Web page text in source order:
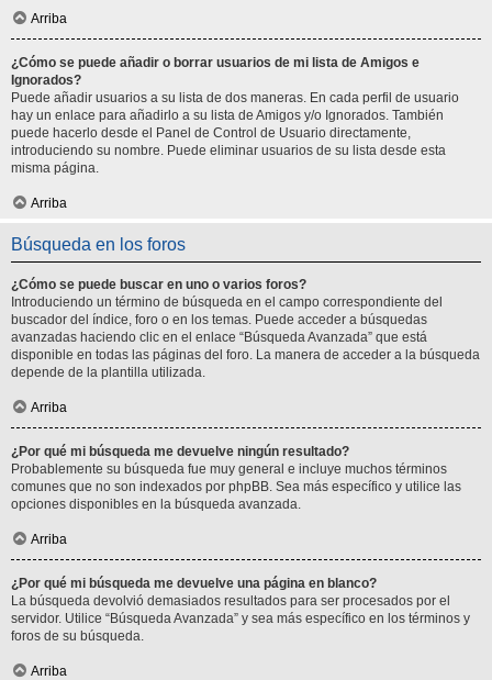
Arriba
¿Cómo se puede añadir o borrar usuarios de mi lista de Amigos e
Ignorados?
Puede añadir usuarios a su lista de dos maneras. En cada perfil de usuario
hay un enlace para añadirlo a su lista de Amigos y/o Ignorados. También
puede hacerlo desde el Panel de Control de Usuario directamente,
introduciendo su nombre. Puede eliminar usuarios de su lista desde esta
misma página.
Arriba
Búsqueda en los foros
¿Cómo se puede buscar en uno o varios foros?
Introduciendo un término de búsqueda en el campo correspondiente del
buscador del índice, foro o en los temas. Puede acceder a búsquedas
avanzadas haciendo clic en el enlace “Búsqueda Avanzada” que está
disponible en todas las páginas del foro. La manera de acceder a la búsqueda
depende de la plantilla utilizada.
Arriba
¿Por qué mi búsqueda me devuelve ningún resultado?
Probablemente su búsqueda fue muy general e incluye muchos términos
comunes que no son indexados por phpBB. Sea más específico y utilice las
opciones disponibles en la búsqueda avanzada.
Arriba
¿Por qué mi búsqueda me devuelve una página en blanco?
La búsqueda devolvió demasiados resultados para ser procesados por el
servidor. Utilice “Búsqueda Avanzada” y sea más específico en los términos y
foros de su búsqueda.
Arriba